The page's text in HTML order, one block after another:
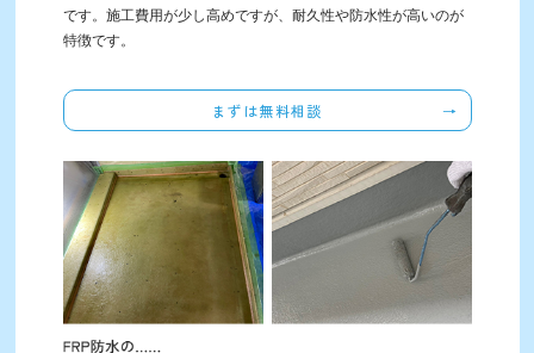
です。施工費用が少し高めですが、耐久性や防水性が高いのが
特徴です。
まずは無料相談